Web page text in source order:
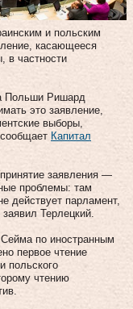
и польским
касающееся
в частности
Польши Ришард
это заявление,
выборы,
Капитал
заявления —
проблемы: там
действует парламент,
Терлецкий.
по иностранным
первое чтение
польского
чтению